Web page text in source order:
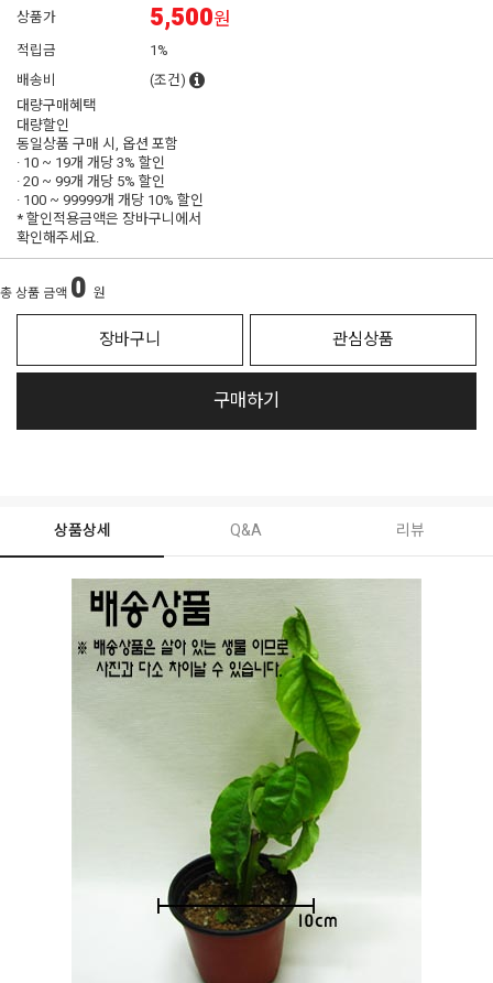
상품가 5,500원
적립금
1%
배송비
(조건)
대량구매혜택
대량할인
동일상품 구매 시, 옵션 포함
· 10 ~ 19개 개당3% 할인
· 20 ~ 99개 개당 5% 할인
· 100 ~ 99999개 개당 10% 할인
* 할인적용금액은 장바구니에서
확인해주세요.
총 상품 금액 0 원
장바구니 관심상품
구매하기
상품상세 Q&A 리뷰